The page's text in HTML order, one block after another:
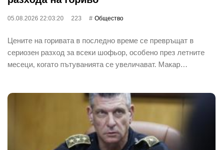
05.08.2026 22:03:20 223 Общество
Цените на горивата в последно време се превръщат в
сериозен разход за всеки шофьор, особено през летните
месеци, когато пътуванията се увеличават. Макар…